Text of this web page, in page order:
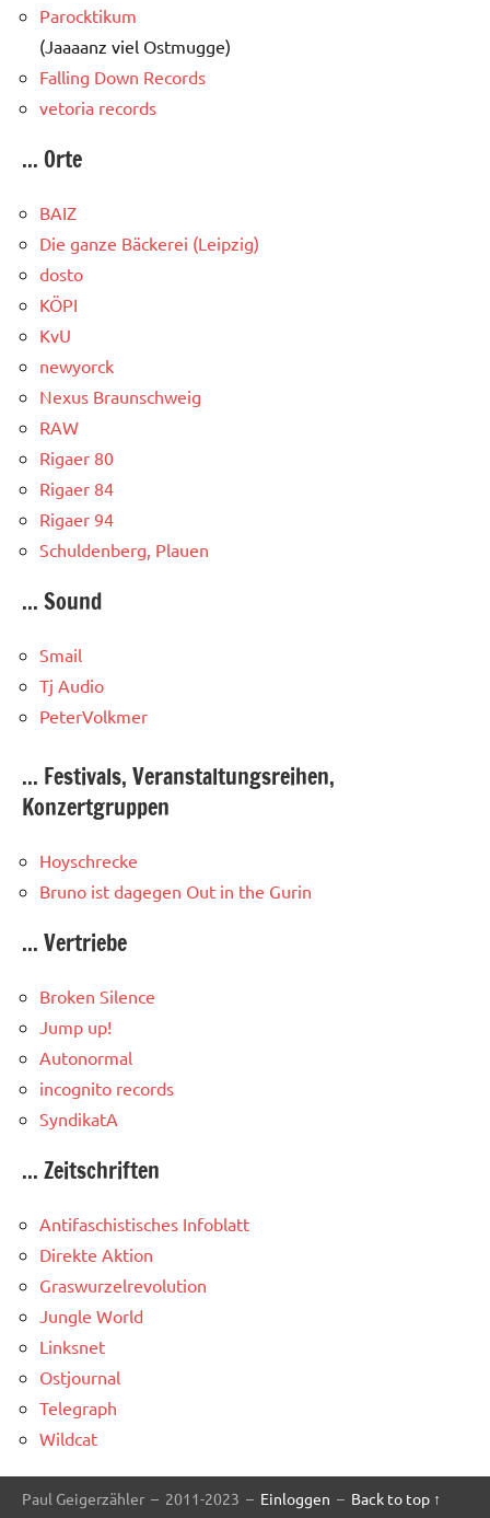
Parocktikum
(Jaaaanz viel Ostmugge)
Falling Down Records
vetoria records
... Orte
BAIZ
Die ganze Bäckerei (Leipzig)
dosto
KÖPI
KvU
newyorck
Nexus Braunschweig
RAW
Rigaer 80
Rigaer 84
Rigaer 94
Schuldenberg, Plauen
... Sound
Smail
Tj Audio
PeterVolkmer
... Festivals, Veranstaltungsreihen,
Konzertgruppen
Hoyschrecke
Bruno ist dagegen Out in the Gurin
... Vertriebe
Broken Silence
Jump up!
Autonormal
incognito records
SyndikatA
... Zeitschriften
Antifaschistisches Infoblatt
Direkte Aktion
Graswurzelrevolution
Jungle World
Linksnet
Ostjournal
Telegraph
Wildcat
Paul Geigerzähler – 2011-2023 – Einloggen – Back to top ↑